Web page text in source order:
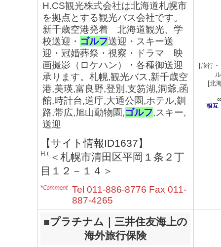
H.CS観光株式会社は北海道札幌市
を拠点とする観光バス会社です。
新千歳空港発着 北海道観光、学
校送迎・ ゴルフ送迎・スキー送
迎・冠婚葬祭・視察・ドラマ 映
画撮影（ロケハン）・各種御送迎
承ります。札幌,観光バス,新千歳空
港,美瑛,富良野,登別,支笏湖,洞爺,函
館,時計台,道庁,大通公園,ホテル,釧
路,帯広,旭山動物園,ゴルフ,スキー,
送迎
【サイト情報ID1637】
＜ 札幌市清田区平岡１条２丁
目１２－１４ ＞
Tel 011-886-8776 Fax 011-
887-4265
[旅行
ル
[北
∞
■プラチナム｜三井住友海上の
海外旅行保険